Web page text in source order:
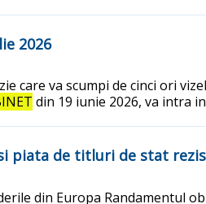
2026
care va scumpi de cinci ori
din 19 iunie 2026, va intra
piata de titluri de stat
din Europa Randamentul